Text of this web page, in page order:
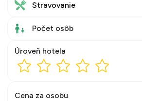
Stravovanie
Počet osôb
Úroveň hotela
Cena za osobu